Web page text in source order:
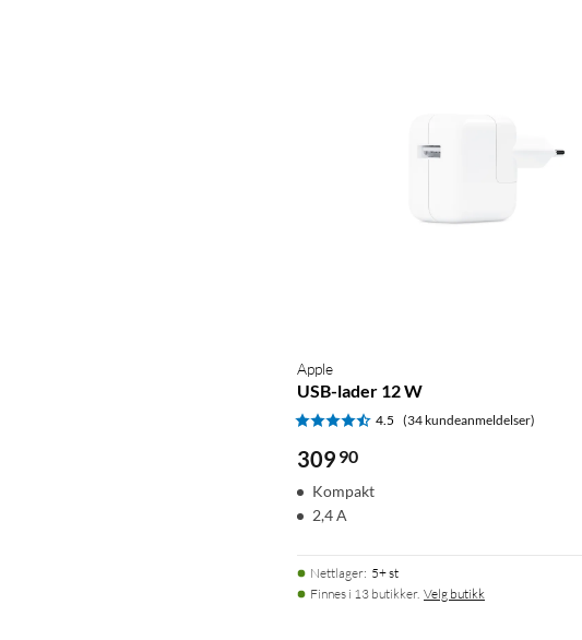
Apple
USB-lader 12 W
4.5 (34 kundeanmeldelser)
309 90
Kompakt
2,4 A
Nettlager: 5+ st
Finnes i 13 butikker. Velg butikk